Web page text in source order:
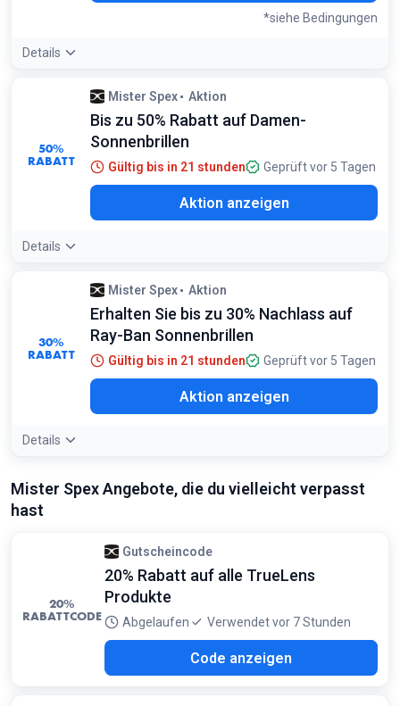
*siehe Bedingungen
Details
Angebotsdetails:
Wähle bis zu 4 Modelle aus dem Sale aus,
um sie ohne Risiko zu Hause zu testen, bevor du dich für die
Verglasung entscheidest
Bedingungen:
Unverbindliche Anprobe für bis zu 10 Tage
50%
RABATT
Mister Spex Aktion
Bis zu 50% Rabatt auf Damen-
Sonnenbrillen
Gültig bis in 21 stunden Geprüft vor 5 Tagen
Aktion anzeigen
Details
30%
RABATT
Mister Spex Aktion
Erhalten Sie bis zu 30% Nachlass auf
Ray-Ban Sonnenbrillen
Gültig bis in 21 stunden Geprüft vor 5 Tagen
Aktion anzeigen
Details
Mister Spex Angebote, die du vielleicht verpasst
hast
20%
RABATTCODE
Gutscheincode
20% Rabatt auf alle TrueLens
Produkte
Abgelaufen Verwendet vor 7 Stunden
Code anzeigen